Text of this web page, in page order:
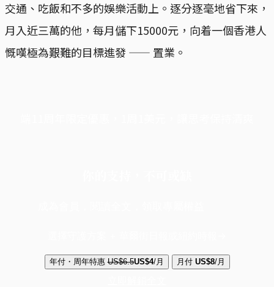
交通、吃飯和不多的娛樂活動上。逐分逐毫地省下來，
月入近三萬的他，每月儲下15000元，向着一個香港人
慨嘆極為艱難的目標進發 —— 置業。
年付・周年特惠 US$6.5US$4/月 月付 US$8/月